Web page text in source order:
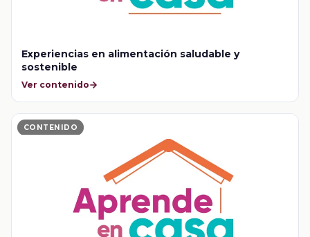
Experiencias en alimentación saludable y
sostenible
Ver contenido
CONTENIDO